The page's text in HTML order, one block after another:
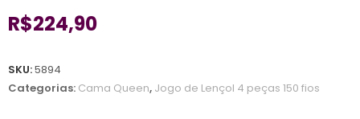
R$224,90
SKU:5894
Categorias: Cama Queen, Jogo de Lençol 4 peças 150 fios